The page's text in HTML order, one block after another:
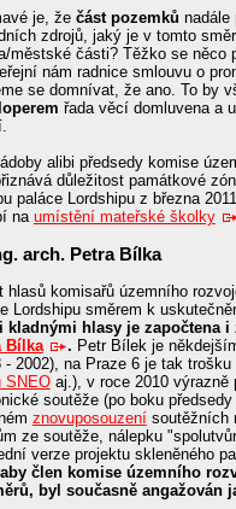
je, že část pozemků nadále
zdrojů, jaký je v tomto
městské části? Těžko se něco
nám radnice smlouvu o
se domnívat, že ano. To by
řada věcí domluvena a
alibi předsedy komise
důležitost památkové
paláce Lordshipu z března
na umístění mateřské školky
arch. Petra Bílka
hlasů komisařů územního
Lordshipu směrem k
kladnými hlasy je započtena i
Bílka
. Petr Bílek je
- 2002), na Praze 6 je tak
SNEOaj.), v roce 2010 výrazně
soutěže (po boku
znovuposouzenísoutěžních
ze soutěže, nálepku
verze projektu skleněného
člen komise územního
byl současně angažován